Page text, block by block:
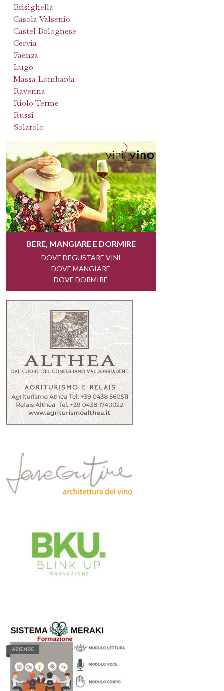
Brisighella
Casola Valsenio
Castel Bolognese
Cervia
Faenza
Lugo
Massa Lombarda
Ravenna
Riolo Terme
Russi
Solarolo